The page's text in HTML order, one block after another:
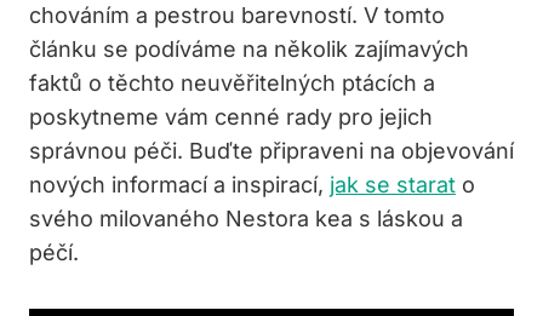
chováním a pestrou barevností. V tomto
článku se podíváme na několik zajímavých
faktů o těchto neuvěřitelných ptácích a
poskytneme vám cenné rady pro jejich
správnou péči. Buďte připraveni na objevování
nových informací a inspirací, jak se starat o
svého milovaného Nestora kea s láskou a
péčí.